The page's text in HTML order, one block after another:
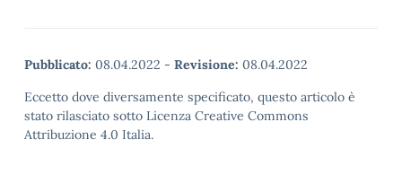
Pubblicato: 08.04.2022 - Revisione: 08.04.2022
Eccetto dove diversamente specificato, questo articolo è
stato rilasciato sotto Licenza Creative Commons
Attribuzione 4.0 Italia.